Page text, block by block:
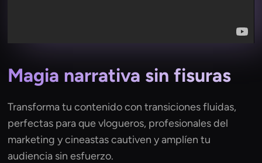
Magia narrativa sin fisuras
Transforma tu contenido con transiciones fluidas,
perfectas para que vlogueros, profesionales del
marketing y cineastas cautiven y amplíen tu
audiencia sin esfuerzo.